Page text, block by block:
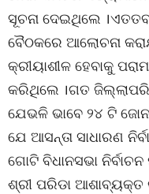
ସୂଚନା ଦେଇଥିଲେ
ବୈଠକରେ ଆଲୋଚନା
କ୍ରୀୟାଶୀଳ ହେବାକୁ
କରିଥିଲେ ।ଗତ
ଯେଭଳି ଭାବେ ୨୪ ଟି
ଯେ ଆସନ୍ତା ସାଧାରଣ
ଗୋଟି ବିଧାନସଭା
ଶ୍ରୀ ପରିଡା ଆଶାବ୍ୟକ୍ତ